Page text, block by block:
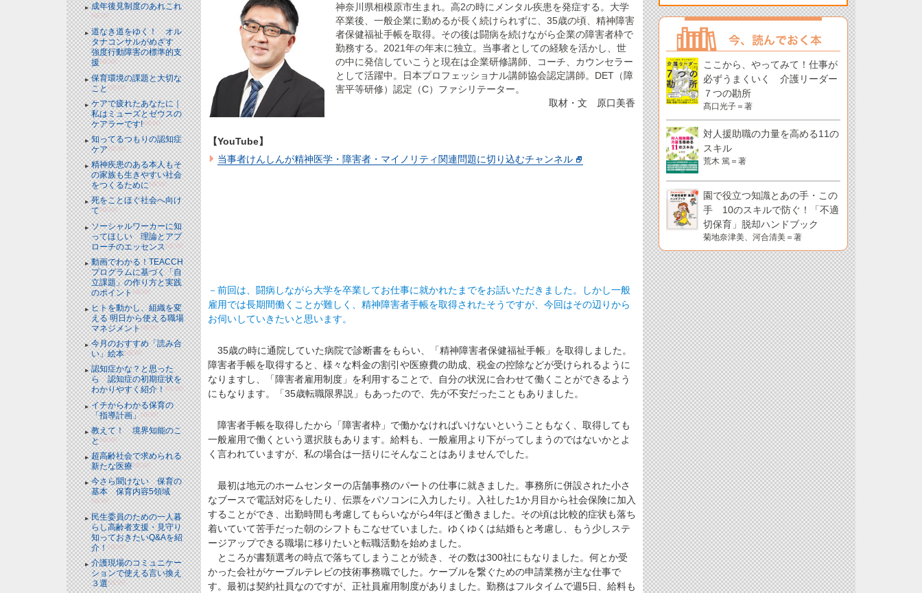
成年後見制度のあれこれ
NEW!
道なき道をゆく！ オル
タナコンサルがめざす
強度行動障害の標準的支
援NEW!
保育環境の課題と大切な
ことNEW!
ケアで疲れたあなたに｜
私はミューズとゼウスの
ケアラーです!NEW!
知ってるつもりの認知症
ケアNEW!
精神疾患のある本人もそ
の家族も生きやすい社会
をつくるためにNEW!
死をことほぐ社会へ向け
てNEW!
ソーシャルワーカーに知
ってほしい 理論とアプ
ローチのエッセンスNEW!
動画でわかる！TEACCH
プログラムに基づく「自
立課題」の作り方と実践
のポイントNEW!
ヒトを動かし、組織を変
える 明日から使える職場
マネジメントNEW!
今月のおすすめ「読み合
い」絵本NEW!
認知症かな？と思った
ら 認知症の初期症状を
わかりやすく紹介！NEW!
イチからわかる保育の
「指導計画」NEW!
教えて！ 境界知能のこ
とNEW!
超高齢社会で求められる
新たな医療NEW!
今さら聞けない 保育の
基本 保育内容5領域
NEW!
民生委員のための一人暮
らし高齢者支援・見守り
知っておきたいQ&Aを紹
介！NEW!
介護現場のコミュニケー
ションで使える言い換え
３選NEW!
神奈川県相模原市生まれ。高2の時にメンタル疾患を発症する。大学
卒業後、一般企業に勤めるが長く続けられずに、35歳の頃、精神障害
者保健福祉手帳を取得。その後は闘病を続けながら企業の障害者枠で
勤務する。2021年の年末に独立。当事者としての経験を活かし、世
の中に発信していこうと現在は企業研修講師、コーチ、カウンセラー
として活躍中。日本プロフェッショナル講師協会認定講師。DET（障
害平等研修）認定（C）ファシリテーター。
取材・文 原口美香
【YouTube】
当事者けんしんが精神医学・障害者・マイノリティ関連問題に切り込むチャンネル
－前回は、闘病しながら大学を卒業してお仕事に就かれたまでをお話いただきました。しかし一般
雇用では長期間働くことが難しく、精神障害者手帳を取得されたそうですが、今回はその辺りから
お伺いしていきたいと思います。
35歳の時に通院していた病院で診断書をもらい、「精神障害者保健福祉手帳」を取得しました。
障害者手帳を取得すると、様々な料金の割引や医療費の助成、税金の控除などが受けられるように
なりますし、「障害者雇用制度」を利用することで、自分の状況に合わせて働くことができるよう
にもなります。「35歳転職限界説」もあったので、先が不安だったこともありました。
障害者手帳を取得したから「障害者枠」で働かなければいけないということもなく、取得しても
一般雇用で働くという選択肢もあります。給料も、一般雇用より下がってしまうのではないかとよ
く言われていますが、私の場合は一括りにそんなことはありませんでした。
最初は地元のホームセンターの店舗事務のパートの仕事に就きました。事務所に併設された小さ
なブースで電話対応をしたり、伝票をパソコンに入力したり。入社した1か月目から社会保険に加入
することができ、出勤時間も考慮してもらいながら4年ほど働きました。その頃は比較的症状も落ち
着いていて苦手だった朝のシフトもこなせていました。ゆくゆくは結婚もと考慮し、もう少しステ
ージアップできる職場に移りたいと転職活動を始めました。
ところが書類選考の時点で落ちてしまうことが続き、その数は300社にもなりました。何とか受
かった会社がケーブルテレビの技術事務職でした。ケーブルを繋ぐための申請業務が主な仕事で
す。最初は契約社員なのですが、正社員雇用制度がありました。勤務はフルタイムで週5日、給料も
ここから、やってみて！仕事が
必ずうまくいく 介護リーダー
７つの勘所
髙口光子＝著
対人援助職の力量を高める11の
スキル
荒木 篤＝著
園で役立つ知識とあの手・この
手 10のスキルで防ぐ！「不適
切保育」脱却ハンドブック
菊地奈津美、河合清美＝著